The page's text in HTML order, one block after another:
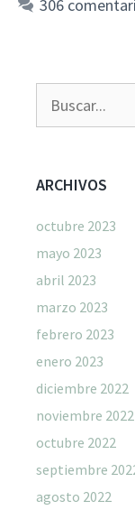
306
ARCHIVOS
octubre 2023
mayo 2023
abril 2023
marzo 2023
febrero 2023
enero 2023
diciembre 2022
noviembre 2022
octubre 2022
septiembre
agosto 2022